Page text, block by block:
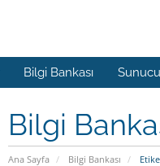
Bilgi Bankası
Bilgi
Ana Sayfa Bilgi Bankası